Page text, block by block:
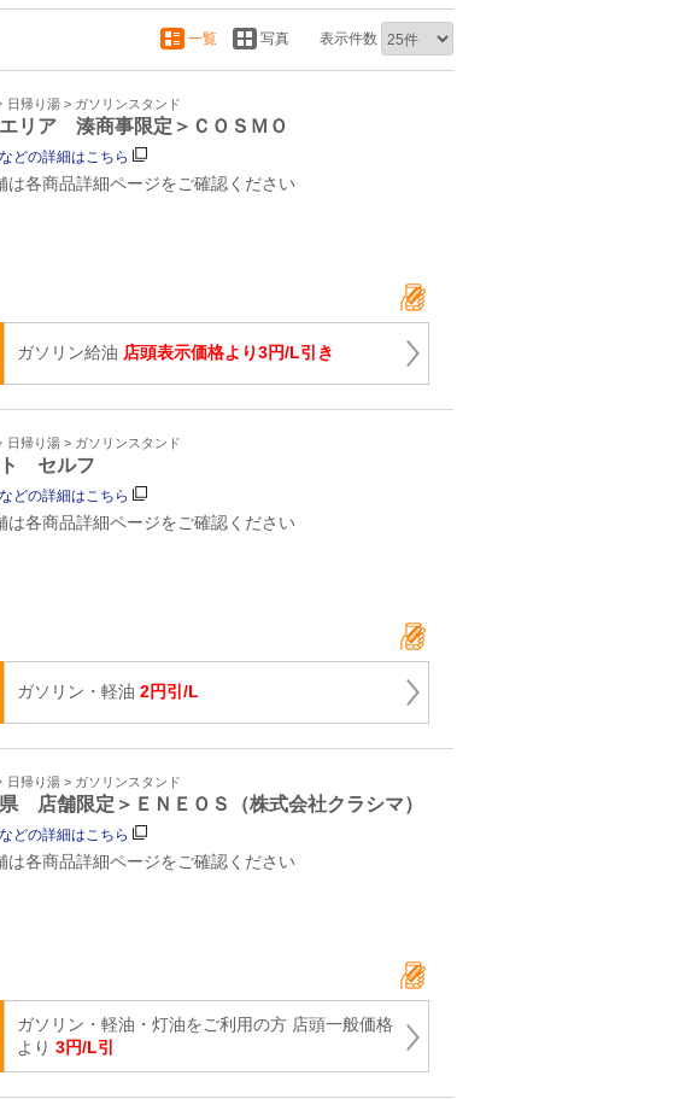
一覧 写真 表示件数
日帰り湯 > ガソリンスタンド
エリア 湊商事限定＞ＣＯＳＭＯ
どの詳細はこちら
は各商品詳細ページをご確認ください
ガソリン給油 店頭表示価格より3円/L引き
日帰り湯 > ガソリンスタンド
ト セルフ
どの詳細はこちら
は各商品詳細ページをご確認ください
ガソリン・軽油 2円引/L
日帰り湯 > ガソリンスタンド
店舗限定＞ＥＮＥＯＳ（株式会社クラシマ）
どの詳細はこちら
は各商品詳細ページをご確認ください
ガソリン・軽油・灯油をご利用の方 店頭一般価格
より 3円/L引